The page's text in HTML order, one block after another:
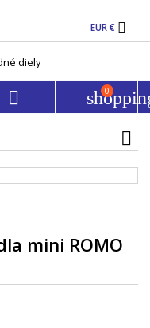
EUR € 
 0
mini ROMO